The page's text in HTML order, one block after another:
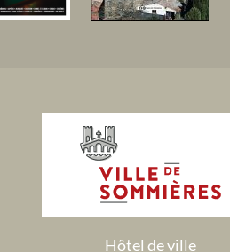
Hôtel de ville